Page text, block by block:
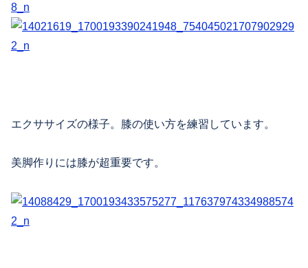
エクササイズの様子。膝の使い方を練習しています。
美脚作りには膝が超重要です。